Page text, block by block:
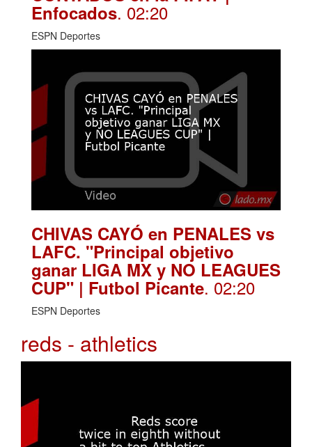
Enfocados. 02:20
ESPN Deportes
CHIVAS CAYÓ en PENALES vs
LAFC. "Principal objetivo
ganar LIGA MX y NO LEAGUES
CUP" | Futbol Picante. 02:20
ESPN Deportes
reds - athletics